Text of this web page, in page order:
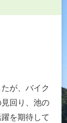
が、バイク
回り、池の
を期待して